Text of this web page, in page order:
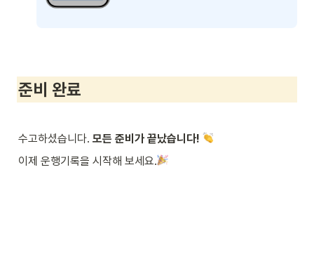
준비 완료
수고하셨습니다. 모든 준비가 끝났습니다!
이제 운행기록을 시작해 보세요.